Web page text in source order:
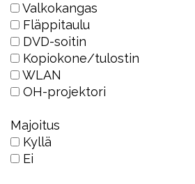
Valkokangas
Fläppitaulu
DVD-soitin
Kopiokone/tulostin
WLAN
OH-projektori
Majoitus
Kyllä
Ei